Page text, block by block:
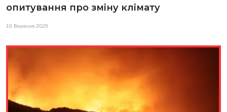
опитування про зміну клімату
10 Вересня 2025